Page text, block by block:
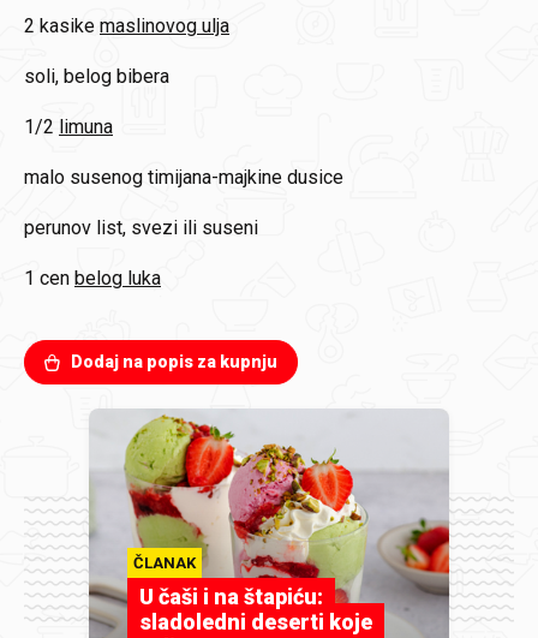
2 kasike maslinovog ulja
soli, belog bibera
1/2 limuna
malo susenog timijana-majkine dusice
perunov list, svezi ili suseni
1 cen belog luka
Dodaj na popis za kupnju
ČLANAK
U čaši i na štapiću:
sladoledni deserti koje